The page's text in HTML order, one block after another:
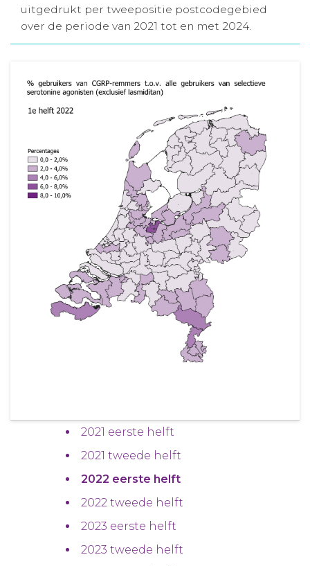
Toegang leeromgeving
uitgedrukt per tweepositie postcodegebied
over de periode van 2021 tot en met 2024.
2021 eerste helft
2021 tweede helft
2022 eerste helft
2022 tweede helft
2023 eerste helft
2023 tweede helft